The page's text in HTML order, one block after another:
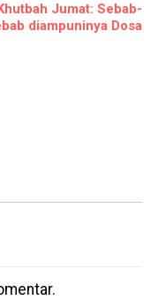
Jumat: Sebab-
diampuninya Dosa